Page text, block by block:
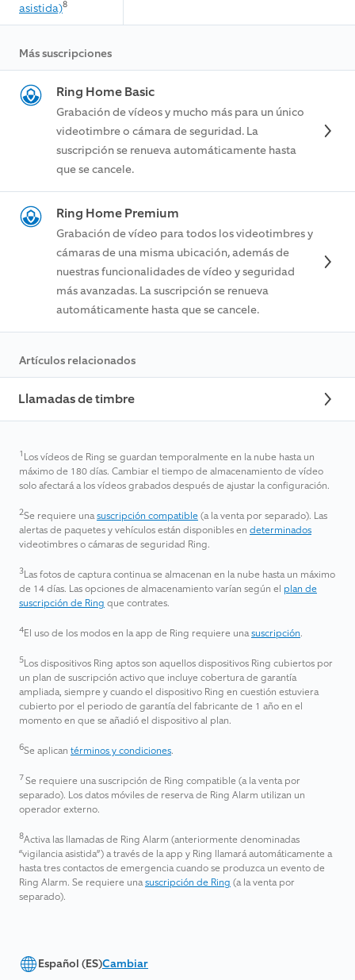
asistida)8
Más suscripciones
Ring Home Basic
Grabación de vídeos y mucho más para un único
videotimbre o cámara de seguridad. La
suscripción se renueva automáticamente hasta
que se cancele.
Ring Home Premium
Grabación de vídeo para todos los videotimbres y
cámaras de una misma ubicación, además de
nuestras funcionalidades de vídeo y seguridad
más avanzadas. La suscripción se renueva
automáticamente hasta que se cancele.
Artículos relacionados
Llamadas de timbre
1 Los vídeos de Ring se guardan temporalmente en la nube hasta un
máximo de 180 días. Cambiar el tiempo de almacenamiento de vídeo
solo afectará a los vídeos grabados después de ajustar la configuración.
2Se requiere unasuscripción compatible(a la venta por separado). Las
alertas de paquetes y vehículos están disponibles en determinados
videotimbres o cámaras de seguridad Ring.
3Las fotos de captura continua se almacenan en la nube hasta un máximo
de 14 días. Las opciones de almacenamiento varían según el plan de
suscripción de Ring que contrates.
4El uso de los modos en la app de Ring requiere unasuscripción.
5Los dispositivos Ring aptos son aquellos dispositivos Ring cubiertos por
un plan de suscripción activo que incluye cobertura de garantía
ampliada, siempre y cuando el dispositivo Ring en cuestión estuviera
cubierto por el periodo de garantía del fabricante de 1 año en el
momento en que se añadió el dispositivo al plan.
6Se aplican términos y condiciones.
7Se requiere una suscripción de Ring compatible (a la venta por
separado). Los datos móviles de reserva de Ring Alarm utilizan un
operador externo.
8Activa las llamadas de Ring Alarm (anteriormente denominadas
“vigilancia asistida”) a través de la app y Ring llamará automáticamente a
hasta tres contactos de emergencia cuando se produzca un evento de
Ring Alarm. Se requiere unasuscripción de Ring (a la venta por
separado).
Español (ES)Cambiar